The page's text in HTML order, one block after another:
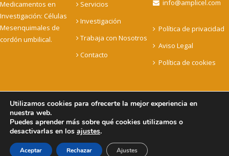
Medicamentos en
Investigación: Células
Mesenquimales de
cordón umbilical.
Servicios
Investigación
Trabaja con Nosotros
Contacto
info@amplicel.com
Política de privacidad
Aviso Legal
Política de cookies
Copyright © 2022 Amplicel - Celulas para curar. todos los
derechos reservados
Utilizamos cookies para ofrecerte la mejor experiencia en
nuestra web.
Puedes aprender más sobre qué cookies utilizamos o
desactivarlas en los ajustes.
Aceptar Rechazar Ajustes